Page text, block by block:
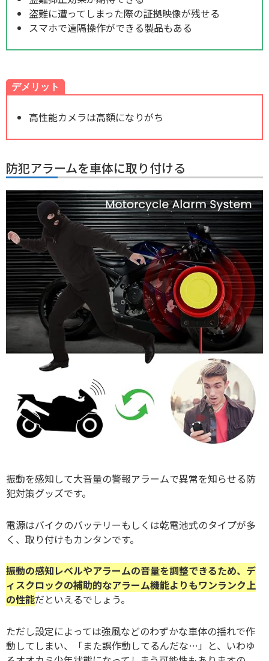
盗難に遭ってしまった際の証拠映像が残せる
スマホで遠隔操作ができる製品もある
デメリット
高性能カメラは高額になりがち
防犯アラームを車体に取り付ける
振動を感知して大音量の警報アラームで異常を知らせる防
犯対策グッズです。
電源はバイクのバッテリーもしくは乾電池式のタイプが多
く、取り付けもカンタンです。
振動の感知レベルやアラームの音量を調整できるため、デ
ィスクロックの補助的なアラーム機能よりもワンランク上
の性能だといえるでしょう。
ただし設定によっては強風などのわずかな車体の揺れで作
動してしまい、「また誤作動してるんだな…」と、いわゆ